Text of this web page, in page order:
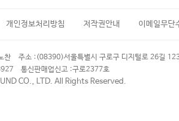
개인정보처리방침 저작권안내 이메일무단
찬 주소 : (08390)서울특별시 구로구 디지털로 26길
통신판매업신고 :구로2377호
CO., LTD. All Rights Reserved.